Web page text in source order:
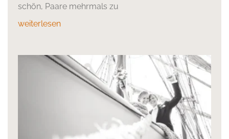
schön, Paare mehrmals zu
weiterlesen